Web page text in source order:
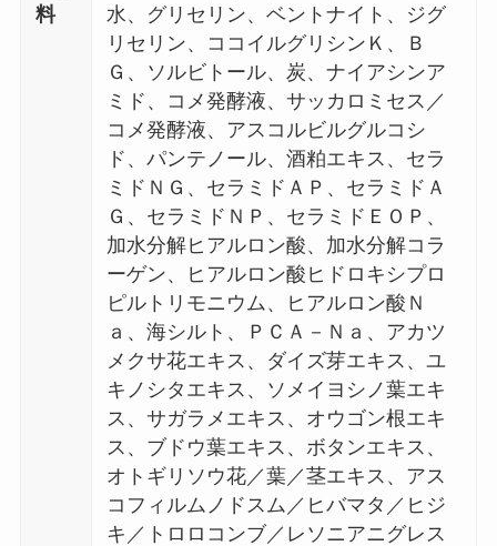
料
水、グリセリン、ベントナイト、ジグ
リセリン、ココイルグリシンＫ、Ｂ
Ｇ、ソルビトール、炭、ナイアシンア
ミド、コメ発酵液、サッカロミセス／
コメ発酵液、アスコルビルグルコシ
ド、パンテノール、酒粕エキス、セラ
ミドＮＧ、セラミドＡＰ、セラミドＡ
Ｇ、セラミドＮＰ、セラミドＥＯＰ、
加水分解ヒアルロン酸、加水分解コラ
ーゲン、ヒアルロン酸ヒドロキシプロ
ピルトリモニウム、ヒアルロン酸Ｎ
ａ、海シルト、ＰＣＡ－Ｎａ、アカツ
メクサ花エキス、ダイズ芽エキス、ユ
キノシタエキス、ソメイヨシノ葉エキ
ス、サガラメエキス、オウゴン根エキ
ス、ブドウ葉エキス、ボタンエキス、
オトギリソウ花／葉／茎エキス、アス
コフィルムノドスム／ヒバマタ／ヒジ
キ／トロロコンブ／レソニアニグレス